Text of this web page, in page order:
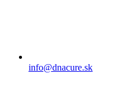
info@dnacure.sk